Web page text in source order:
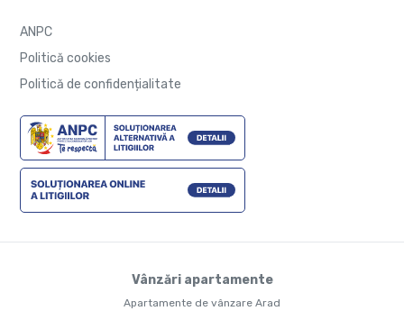
ANPC
Politică cookies
Politică de confidențialitate
Vânzări apartamente
Apartamente de vânzare Arad